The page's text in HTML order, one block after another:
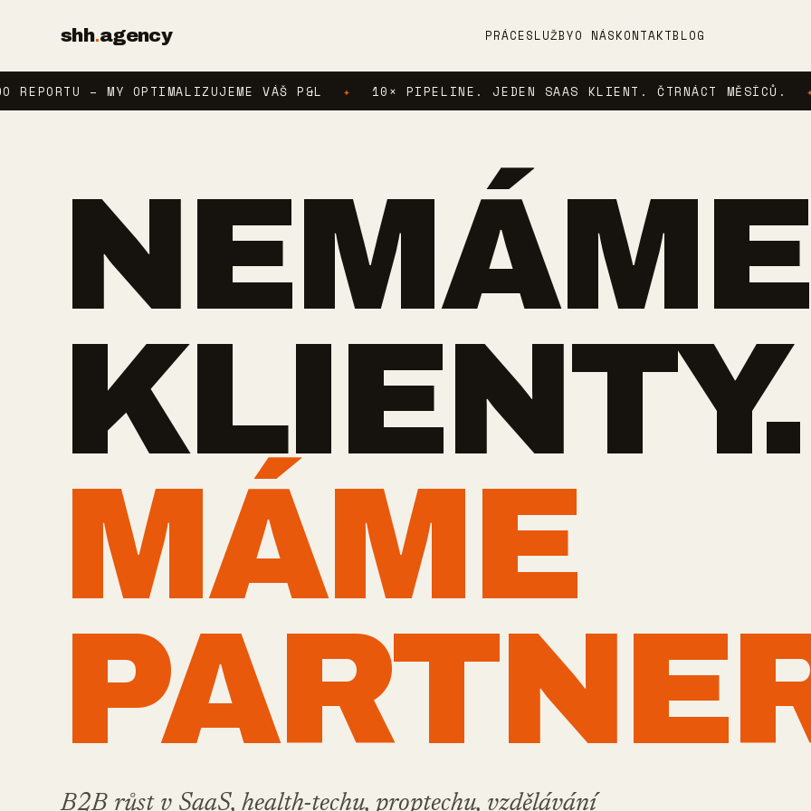
shh.agency PRÁCESLUŽBYO NÁSKONTAKTBLOG
– MY OPTIMALIZUJEME VÁŠ P&L ✦ 10× PIPELINE. JEDEN SAAS KLIENT. ČTRNÁCT MĚSÍCŮ. ✦
NEMÁME
KLIENTY.
MÁME
B2B růst v SaaS, health-techu, proptechu, vzdělávání